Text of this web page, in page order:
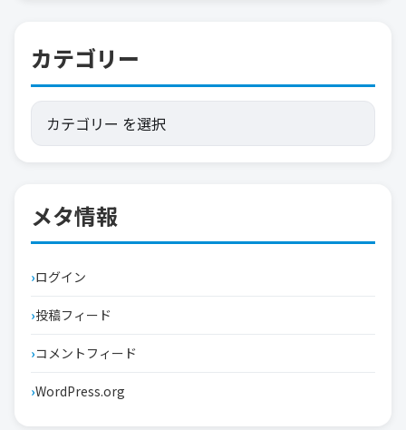
カテゴリー
メタ情報
ログイン
投稿フィード
コメントフィード
WordPress.org